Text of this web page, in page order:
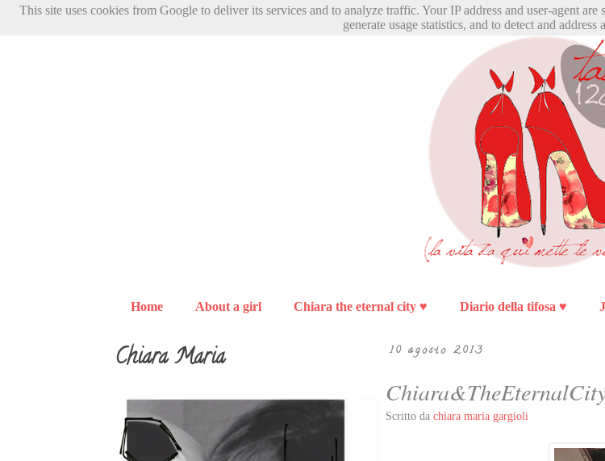
Home About a girl Chiara the eternal city ♥ Diario della tifosa ♥
10 agosto 2013
Scritto da chiara maria gargioli
Chiara Maria
This site uses cookies from Google to deliver its services and to analyze traffic. Your IP address and user-agent
generate usage statistics, and to detect and address